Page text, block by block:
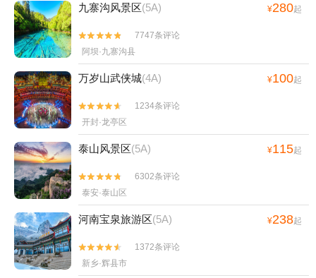
九寨沟风景区(5A) ¥280起


7747条评论
阿坝·九寨沟县
万岁山武侠城(4A) ¥100起


1234条评论
开封·龙亭区
泰山风景区(5A) ¥115起


6302条评论
泰安·泰山区
河南宝泉旅游区(5A) ¥238起


1372条评论
新乡·辉县市